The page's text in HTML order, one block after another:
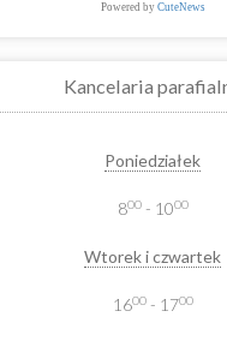
Powered by CuteNews
Kancelaria
Poniedziałek
800- 1000
Wtorek i czwartek
1600- 1700